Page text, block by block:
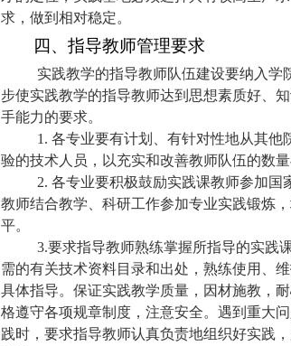
求，做到相对稳定。
四、指导教师管理要求
实践教学的指导教师队伍建设要纳入
步使实践教学的指导教师达到思想素质好、
手能力的要求。
1. 各专业要有计划、有针对性地从其他
验的技术人员，以充实和改善教师队伍的数
2. 各专业要积极鼓励实践课教师参加国
教师结合教学、科研工作参加专业实践锻炼
平。
3.要求指导教师熟练掌握所指导的实践
需的有关技术资料目录和出处，熟练使用、
具体指导。保证实践教学质量，因材施教，
格遵守各项规章制度，注意安全。遇到重大
践时，要求指导教师认真负责地组织好实践